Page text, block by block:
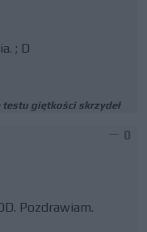
; D
giętkości skrzydeł
0
Pozdrawiam.